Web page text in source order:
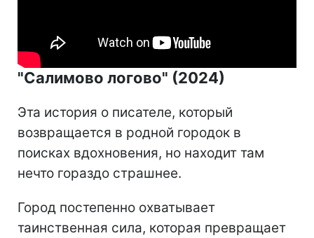
"Салимово логово" (2024)
Эта история о писателе, который
возвращается в родной городок в
поисках вдохновения, но находит там
нечто гораздо страшнее.
Город постепенно охватывает
таинственная сила, которая превращает